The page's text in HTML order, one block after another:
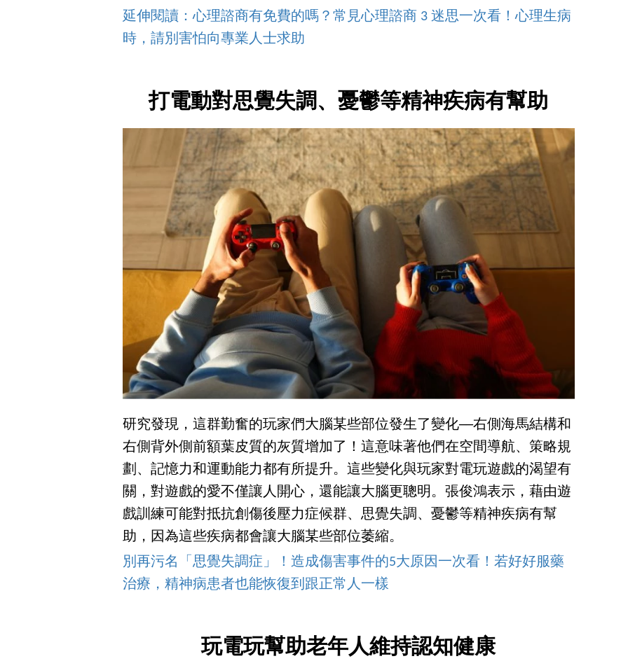
延伸閱讀：心理諮商有免費的嗎？常見心理諮商 3 迷思一次看！心理生病
時，請別害怕向專業人士求助
打電動對思覺失調、憂鬱等精神疾病有幫助
研究發現，這群勤奮的玩家們大腦某些部位發生了變化──右側海馬結構和
右側背外側前額葉皮質的灰質增加了！這意味著他們在空間導航、策略規
劃、記憶力和運動能力都有所提升。這些變化與玩家對電玩遊戲的渴望有
關，對遊戲的愛不僅讓人開心，還能讓大腦更聰明。張俊鴻表示，藉由遊
戲訓練可能對抵抗創傷後壓力症候群、思覺失調、憂鬱等精神疾病有幫
助，因為這些疾病都會讓大腦某些部位萎縮。
別再污名「思覺失調症」！造成傷害事件的5大原因一次看！若好好服藥
治療，精神病患者也能恢復到跟正常人一樣
玩電玩幫助老年人維持認知健康